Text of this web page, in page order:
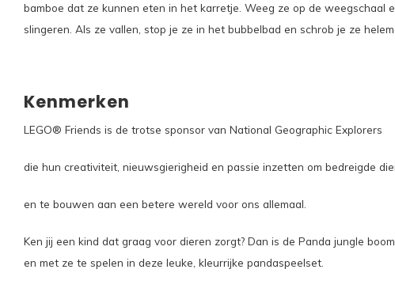
bamboe dat ze kunnen eten in het karretje. Weeg ze op de weegschaal
slingeren. Als ze vallen, stop je ze in het bubbelbad en schrob je ze
Kenmerken
LEGO® Friends is de trotse sponsor van National Geographic Explorers
die hun creativiteit, nieuwsgierigheid en passie inzetten om bedreigde
en te bouwen aan een betere wereld voor ons allemaal.
Ken jij een kind dat graag voor dieren zorgt? Dan is de Panda jungle
en met ze te spelen in deze leuke, kleurrijke pandaspeelset.